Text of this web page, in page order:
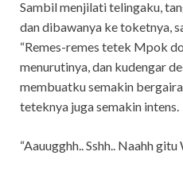
Sambil menjilati telingaku,
dan dibawanya ke toketnya,
“Remes-remes tetek Mpok
menurutinya, dan kudengar
membuatku semakin
teteknya juga semakin intens.
“Aauugghh.. Sshh.. Naahh gitu